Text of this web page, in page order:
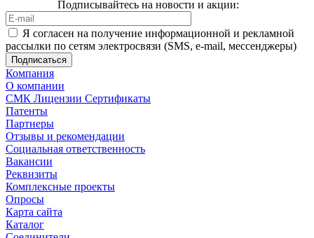
Подписывайтесь на новости и акции:
Я согласен на получение информационной и рекламной
рассылки по сетям электросвязи (SMS, e-mail, мессенджеры)
Компания
О компании
СМК Лицензии Сертификаты
Патенты
Партнеры
Отзывы и рекомендации
Социальная ответственность
Вакансии
Реквизиты
Комплексные проекты
Опросы
Карта сайта
Каталог